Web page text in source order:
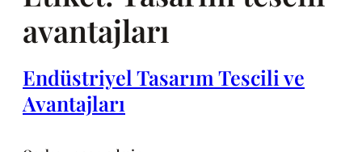
avantajları
Endüstriyel Tasarım Tescili ve
Avantajları